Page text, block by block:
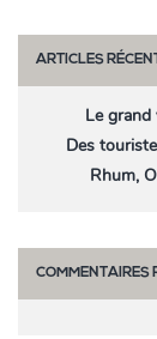
ARTICLES
Le grand
Des
Rhum,
COMMENTAIRES